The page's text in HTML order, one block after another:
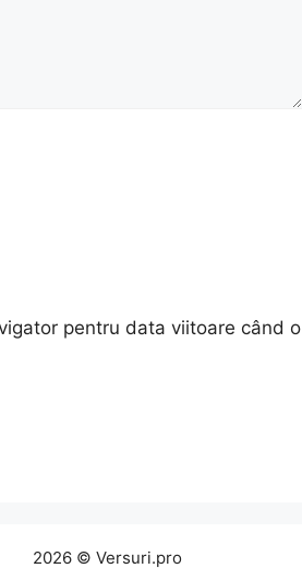
pentru data viitoare când o
2026 © Versuri.pro